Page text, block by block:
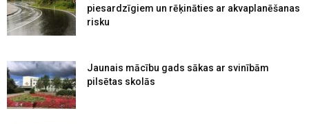
piesardzīgiem un rēķināties ar akvaplanēšanas
risku
Jaunais mācību gads sākas ar svinībām
pilsētas skolās